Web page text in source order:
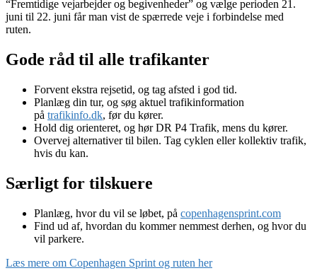
“Fremtidige vejarbejder og begivenheder” og vælge perioden 21.
juni til 22. juni får man vist de spærrede veje i forbindelse med
ruten.
Gode råd til alle trafikanter
Forvent ekstra rejsetid, og tag afsted i god tid.
Planlæg din tur, og søg aktuel trafikinformation
på trafikinfo.dk, før du kører.
Hold dig orienteret, og hør DR P4 Trafik, mens du kører.
Overvej alternativer til bilen. Tag cyklen eller kollektiv trafik,
hvis du kan.
Særligt for tilskuere
Planlæg, hvor du vil se løbet, på copenhagensprint.com
Find ud af, hvordan du kommer nemmest derhen, og hvor du
vil parkere.
Læs mere om Copenhagen Sprint og ruten her